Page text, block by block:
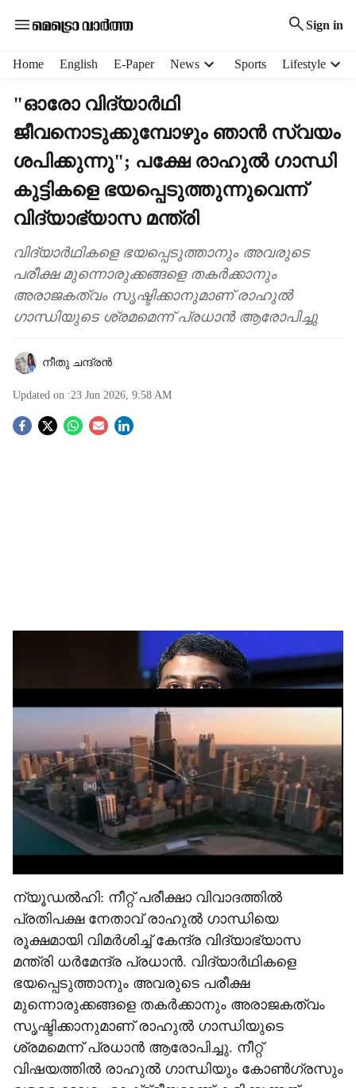
Sign in
Home English E-Paper News Sports Lifestyle
"ഓരോ വിദ്യാർഥി
ജീവനൊടുക്കുമ്പോഴും ഞാൻ സ്വയം
ശപിക്കുന്നു"; പക്ഷേ രാഹുൽ ഗാന്ധി
കുട്ടികളെ ഭയപ്പെടുത്തുന്നുവെന്ന്
വിദ്യാഭ്യാസ മന്ത്രി
വിദ്യാർഥികളെ ഭയപ്പെടുത്താനും അവരുടെ
പരീക്ഷ മുന്നൊരുക്കങ്ങളെ തകർക്കാനും
അരാജകത്വം സൃഷ്ടിക്കാനുമാണ് രാഹുൽ
ഗാന്ധിയുടെ ശ്രമമെന്ന് പ്രധാൻ ആരോപിച്ചു
നീതു ചന്ദ്രൻ
Updated on :23 Jun 2026, 9:58 AM
S
a
e
ADVERTISEMENT
ന്യൂഡൽഹി: നീറ്റ് പരീക്ഷാ വിവാദത്തിൽ
പ്രതിപക്ഷ നേതാവ് രാഹുൽ ഗാന്ധിയെ
രൂക്ഷമായി വിമർശിച്ച് കേന്ദ്ര വിദ്യാഭ്യാസ
മന്ത്രി ധർമേന്ദ്ര പ്രധാൻ. വിദ്യാർഥികളെ
ഭയപ്പെടുത്താനും അവരുടെ പരീക്ഷ
മുന്നൊരുക്കങ്ങളെ തകർക്കാനും അരാജകത്വം
സൃഷ്ടിക്കാനുമാണ് രാഹുൽ ഗാന്ധിയുടെ
ശ്രമമെന്ന് പ്രധാൻ ആരോപിച്ചു. നീറ്റ്
വിഷയത്തിൽ രാഹുൽ ഗാന്ധിയും കോൺഗ്രസും